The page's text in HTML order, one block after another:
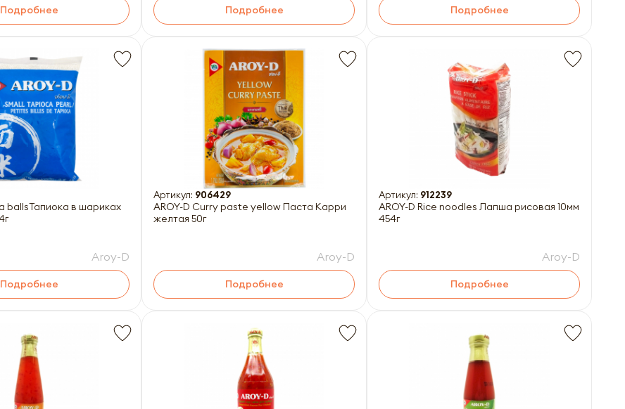
Подробнее Подробнее Подробнее
ballsТапиока в шариках
Aroy-D
Подробнее
Артикул: 906429
AROY-D Curry paste yellow Паста Карри
желтая 50г
Aroy-D
Подробнее
Артикул: 912239
AROY-D Rice noodles Лапша рисовая 10мм
454г
Aroy-D
Подробнее